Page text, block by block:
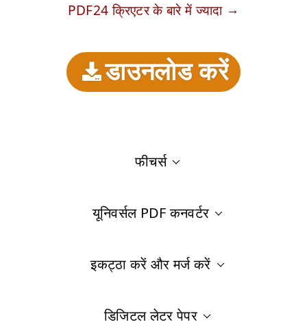
PDF24 क्रिएटर के बारे में ज्यादा
डाउनलोड करें
फीचर्स
यूनिवर्सल PDF कनवर्टर
इकट्ठा करें और मर्ज करें
डिजिटल लेटर पेपर